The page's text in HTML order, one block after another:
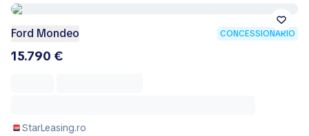
Ford Mondeo CONCESSIONARIO
15.790 €
StarLeasing.ro